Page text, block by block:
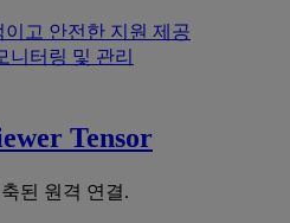
이고 안전한 지원 제공
니터링 및 관리
Tensor
된 원격 연결.